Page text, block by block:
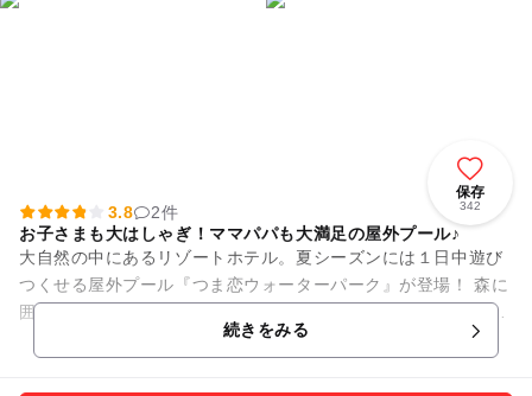
保存
342
3.8
2件
お子さまも大はしゃぎ！ママパパも大満足の屋外プール♪
大自然の中にあるリゾートホテル。夏シーズンには１日中遊び
つくせる屋外プール『つま恋ウォーターパーク』が登場！ 森に
囲まれた開放的な空間にある4つのプールと3つのスライダーは
子供から大人まで家族み...続きをみる